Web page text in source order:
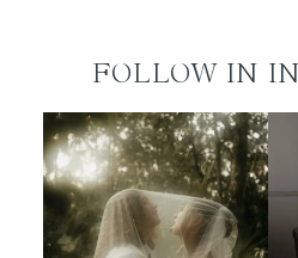
FOLLOW IN